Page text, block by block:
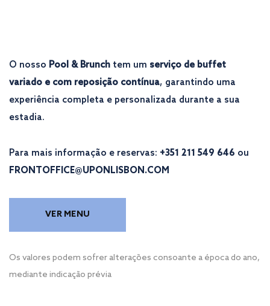
O nosso Pool & Brunch tem um serviço de buffet
variado e com reposição contínua, garantindo uma
experiência completa e personalizada durante a sua
estadia.
Para mais informação e reservas: +351 211 549 646 ou
FRONTOFFICE@UPONLISBON.COM
VER MENU
Os valores podem sofrer alterações consoante a época do ano,
mediante indicação prévia